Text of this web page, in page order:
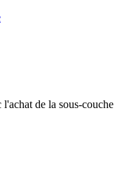
de la sous-couche